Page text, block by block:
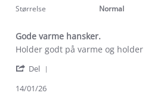
rating
Størrelse Normal
Gode varme hansker.
Review
Jeanette
on
review
Gode
hansker.
Holder godt på varme og
Del
14/01/26
Om Stormberg